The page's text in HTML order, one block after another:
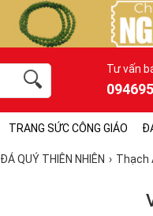
Tư vấn
TRANG SỨC CÔNG GIÁO
ĐÁ QUÝ THIÊN NHIÊN Thạch